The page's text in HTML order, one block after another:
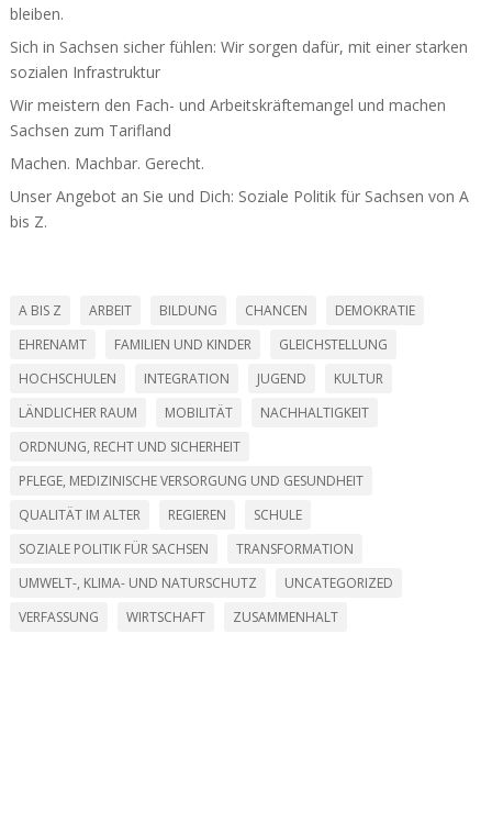
bleiben.
Sich in Sachsen sicher fühlen: Wir sorgen dafür, mit einer starken
sozialen Infra­struktur
Wir meistern den Fach- und Arbeits­kräf­te­mangel und machen
Sachsen zum Tarifland
Machen. Machbar. Gerecht.
Unser Angebot an Sie und Dich: Soziale Politik für Sachsen von A
bis Z.
A BIS Z ARBEIT BILDUNG CHANCEN
DEMOKRATIE
EHRENAMT
FAMILIEN UND KINDER
GLEICHSTELLUNG
HOCHSCHULEN
INTEGRATION JUGEND
KULTUR
LÄNDLICHER RAUM
MOBILITÄT
NACHHALTIGKEIT
ORDNUNG, RECHT UND SICHERHEIT
PFLEGE, MEDIZINISCHE VERSORGUNG UND GESUNDHEIT
QUALITÄT IM ALTER
REGIEREN
SCHULE
SOZIALE POLITIK FÜR SACHSEN
TRANSFORMATION
UMWELT-, KLIMA- UND NATURSCHUTZ
UNCATEGORIZED
VERFASSUNG
WIRTSCHAFT ZUSAMMENHALT